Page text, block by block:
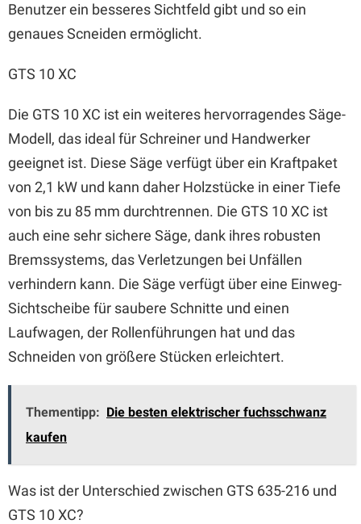
Benutzer ein besseres Sichtfeld gibt und so ein
genaues Scneiden ermöglicht.
GTS 10 XC
Die GTS 10 XC ist ein weiteres hervorragendes Säge-
Modell, das ideal für Schreiner und Handwerker
geeignet ist. Diese Säge verfügt über ein Kraftpaket
von 2,1 kW und kann daher Holzstücke in einer Tiefe
von bis zu 85 mm durchtrennen. Die GTS 10 XC ist
auch eine sehr sichere Säge, dank ihres robusten
Bremssystems, das Verletzungen bei Unfällen
verhindern kann. Die Säge verfügt über eine Einweg-
Sichtscheibe für saubere Schnitte und einen
Laufwagen, der Rollenführungen hat und das
Schneiden von größere Stücken erleichtert.
Thementipp: Die besten elektrischer fuchsschwanz
kaufen
Was ist der Unterschied zwischen GTS 635-216 und
GTS 10 XC?